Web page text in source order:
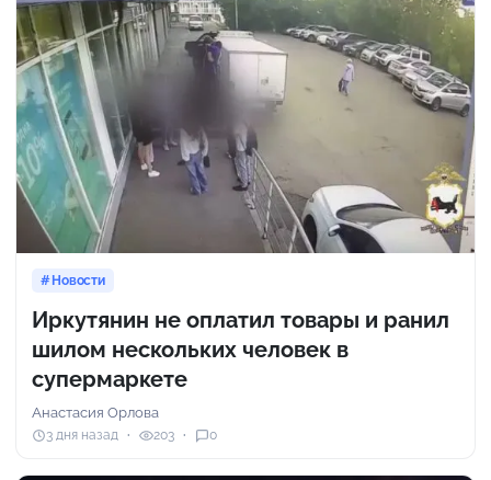
Новости
Иркутянин не оплатил товары и ранил
шилом нескольких человек в
супермаркете
Анастасия Орлова
3 дня назад 203 0